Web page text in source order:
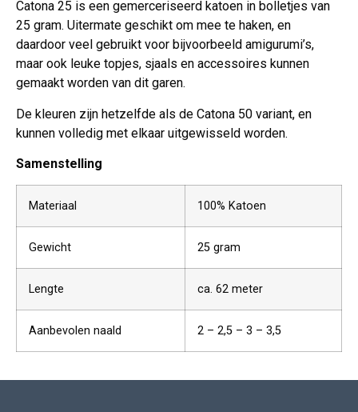
Catona 25 is een gemerceriseerd katoen in bolletjes van
25 gram. Uitermate geschikt om mee te haken, en
daardoor veel gebruikt voor bijvoorbeeld amigurumi’s,
maar ook leuke topjes, sjaals en accessoires kunnen
gemaakt worden van dit garen.
De kleuren zijn hetzelfde als de Catona 50 variant, en
kunnen volledig met elkaar uitgewisseld worden.
Samenstelling
Materiaal 100% Katoen
Gewicht 25 gram
Lengte ca. 62 meter
Aanbevolen naald 2 – 2,5 – 3 – 3,5